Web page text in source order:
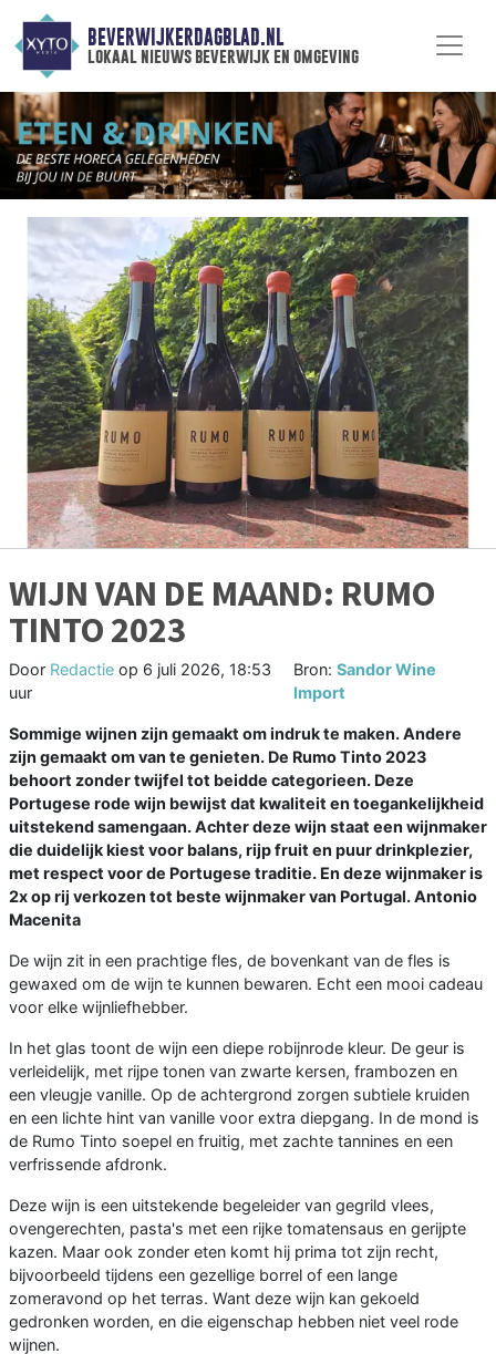
BEVERWIJKERDAGBLAD.NL
lokaal nieuws beverwijk en omgeving
WIJN VAN DE MAAND: RUMO
TINTO 2023
Door Redactie op 6 juli 2026, 18:53
uur
Bron: Sandor Wine
Import
Sommige wijnen zijn gemaakt om indruk te maken. Andere
zijn gemaakt om van te genieten. De Rumo Tinto 2023
behoort zonder twijfel tot beidde categorieen. Deze
Portugese rode wijn bewijst dat kwaliteit en toegankelijkheid
uitstekend samengaan. Achter deze wijn staat een wijnmaker
die duidelijk kiest voor balans, rijp fruit en puur drinkplezier,
met respect voor de Portugese traditie. En deze wijnmaker is
2x op rij verkozen tot beste wijnmaker van Portugal. Antonio
Macenita
De wijn zit in een prachtige fles, de bovenkant van de fles is
gewaxed om de wijn te kunnen bewaren. Echt een mooi cadeau
voor elke wijnliefhebber.
In het glas toont de wijn een diepe robijnrode kleur. De geur is
verleidelijk, met rijpe tonen van zwarte kersen, frambozen en
een vleugje vanille. Op de achtergrond zorgen subtiele kruiden
en een lichte hint van vanille voor extra diepgang. In de mond is
de Rumo Tinto soepel en fruitig, met zachte tannines en een
verfrissende afdronk.
Deze wijn is een uitstekende begeleider van gegrild vlees,
ovengerechten, pasta's met een rijke tomatensaus en gerijpte
kazen. Maar ook zonder eten komt hij prima tot zijn recht,
bijvoorbeeld tijdens een gezellige borrel of een lange
zomeravond op het terras. Want deze wijn kan gekoeld
gedronken worden, en die eigenschap hebben niet veel rode
wijnen.